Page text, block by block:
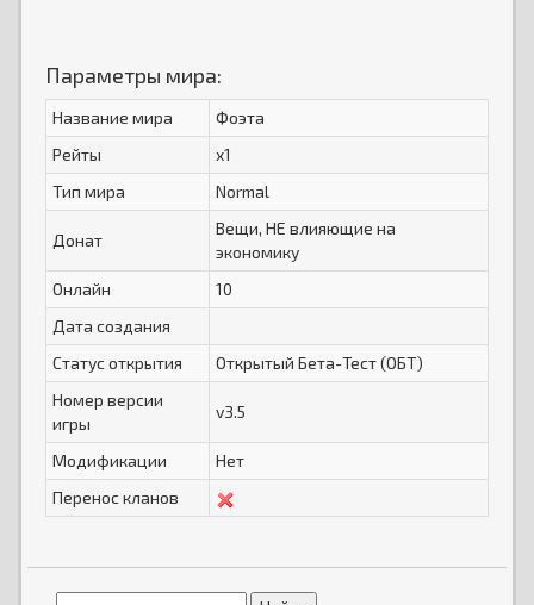
Параметры мира:
Название мира
Фоэта
Рейты
x1
Тип мира
Normal
Донат
Вещи, НЕ влияющие на
экономику
Онлайн
10
Дата создания
Статус открытия
Открытый Бета-Тест (ОБТ)
Номер версии
игры
v3.5
Модификации
Нет
Перенос кланов